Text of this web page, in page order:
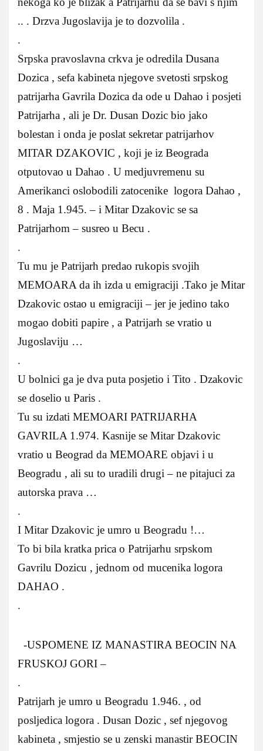
.. . Drzva Jugoslavija je to dozvolila .
.
Srpska pravoslavna crkva je odredila Dusana
Dozica , sefa kabineta njegove svetosti srpskog
patrijarha Gavrila Dozica da ode u Dahao i posjeti
Patrijarha , ali je Dr. Dusan Dozic bio jako
bolestan i onda je poslat sekretar patrijarhov
MITAR DZAKOVIC , koji je iz Beograda
otputovao u Dahao . U medjuvremenu su
Amerikanci oslobodili zatocenike logora Dahao ,
8 . Maja 1.945. – i Mitar Dzakovic se sa
Patrijarhom – susreo u Becu .
.
Tu mu je Patrijarh predao rukopis svojih
MEMOARA da ih izda u emigraciji .Tako je Mitar
Dzakovic ostao u emigraciji – jer je jedino tako
mogao dobiti papire , a Patrijarh se vratio u
Jugoslaviju …
.
U bolnici ga je dva puta posjetio i Tito . Dzakovic
se doselio u Paris .
Tu su izdati MEMOARI PATRIJARHA
GAVRILA 1.974. Kasnije se Mitar Dzakovic
vratio u Beograd da MEMOARE objavi i u
Beogradu , ali su to uradili drugi – ne pitajuci za
autorska prava …
.
I Mitar Dzakovic je umro u Beogradu !…
To bi bila kratka prica o Patrijarhu srpskom
Gavrilu Dozicu , jednom od mucenika logora
DAHAO .
.
-USPOMENE IZ MANASTIRA BEOCIN NA
FRUSKOJ GORI –
.
Patrijarh je umro u Beogradu 1.946. , od
posljedica logora . Dusan Dozic , sef njegovog
kabineta , smjestio se u zenski manastir BEOCIN